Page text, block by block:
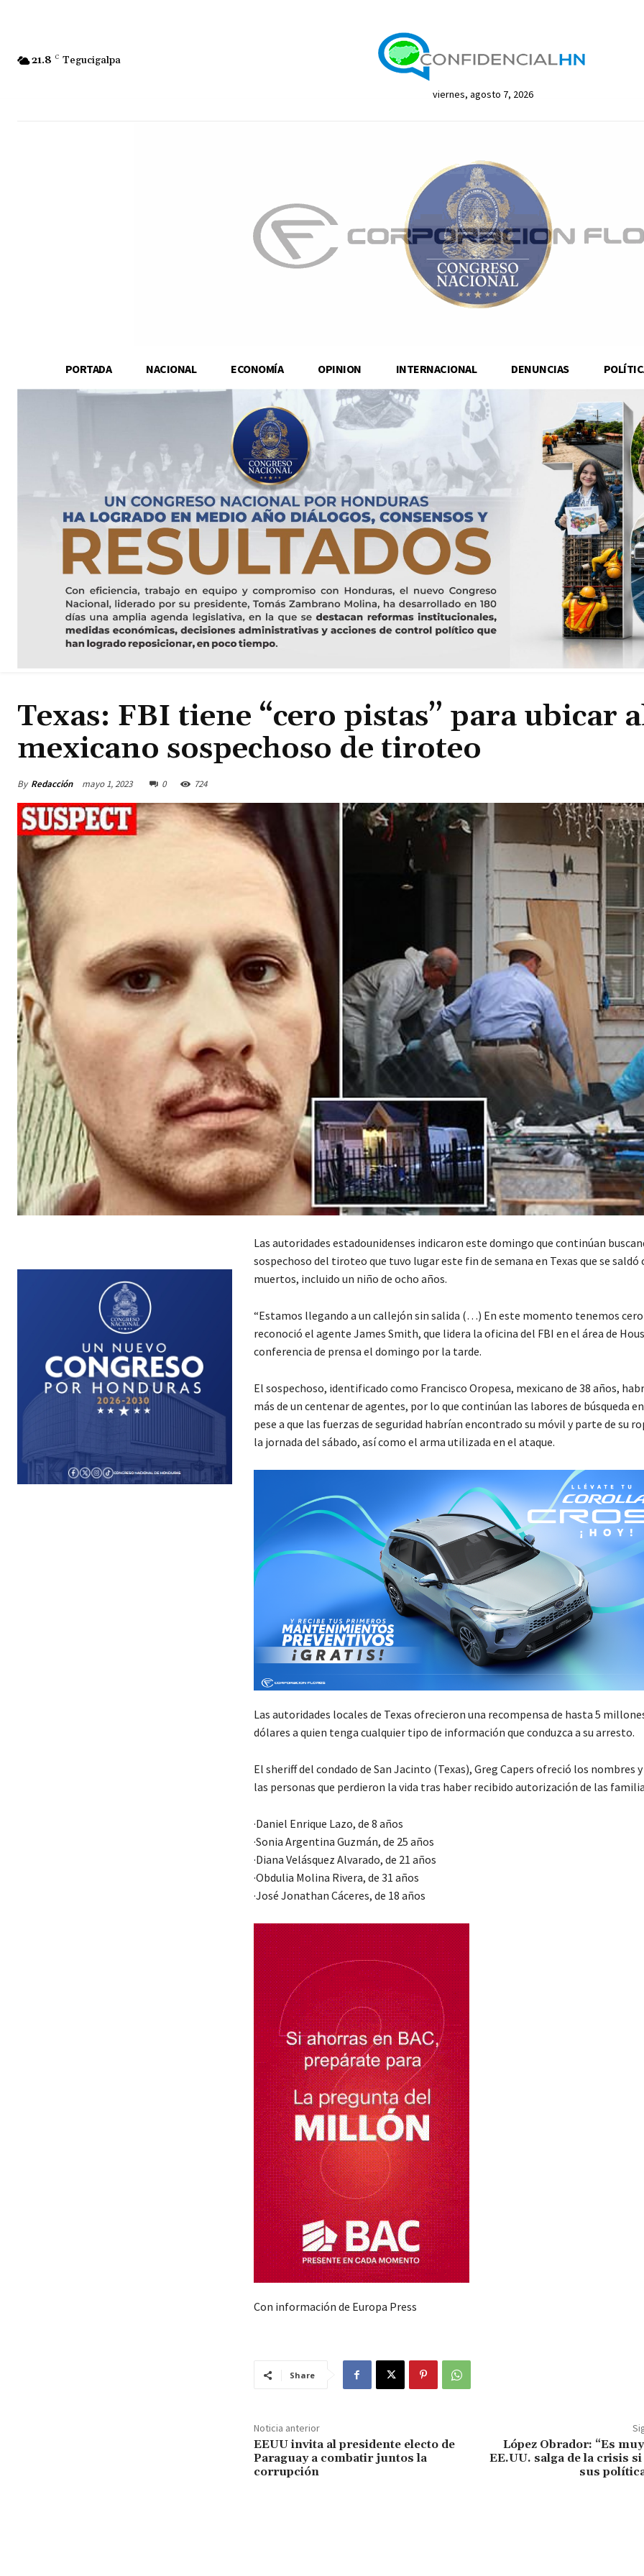
21.8 C Tegucigalpa
viernes, agosto 7, 2026
PORTADA NACIONAL ECONOMÍA OPINION INTERNACIONAL DENUNCIAS
Texas: FBI tiene “cero pistas” para ubicar
mexicano sospechoso de tiroteo
By Redacción mayo 1, 2023 0 724
Las autoridades estadounidenses indicaron este domingo que continúan
sospechoso del tiroteo que tuvo lugar este fin de semana en Texas que se saldó
muertos, incluido un niño de ocho años.
“Estamos llegando a un callejón sin salida (…) En este momento tenemos cero
reconoció el agente James Smith, que lidera la oficina del FBI en el área de
conferencia de prensa el domingo por la tarde.
El sospechoso, identificado como Francisco Oropesa, mexicano de 38 años,
más de un centenar de agentes, por lo que continúan las labores de búsqueda
pese a que las fuerzas de seguridad habrían encontrado su móvil y parte de su
la jornada del sábado, así como el arma utilizada en el ataque.
Las autoridades locales de Texas ofrecieron una recompensa de hasta 5
dólares a quien tenga cualquier tipo de información que conduzca a su arresto.
El sheriff del condado de San Jacinto (Texas), Greg Capers ofreció los nombres y
las personas que perdieron la vida tras haber recibido autorización de las
·Daniel Enrique Lazo, de 8 años
·Sonia Argentina Guzmán, de 25 años
·Diana Velásquez Alvarado, de 21 años
·Obdulia Molina Rivera, de 31 años
·José Jonathan Cáceres, de 18 años
Con información de Europa Press
Share
Noticia anterior
EEUU invita al presidente electo de
Paraguay a combatir juntos la
corrupción
López Obrador: “Es
EE.UU. salga de la crisis
sus